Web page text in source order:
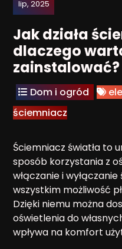
lip, 2025
Jak działa
dlaczego
zainstalować?
Dom i ogród
ściemniacz
Ściemniacz światła to
sposób korzystania z
włączanie i
wszystkim możliwość
Dzięki niemu można
oświetlenia do
wpływa na komfort